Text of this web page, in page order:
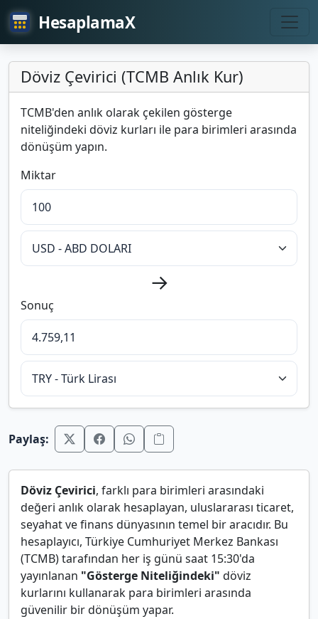
HesaplamaX
Döviz Çevirici (TCMB Anlık Kur)
TCMB'den anlık olarak çekilen gösterge
niteliğindeki döviz kurları ile para birimleri arasında
dönüşüm yapın.
Miktar
→
Sonuç
Paylaş:
Döviz Çevirici, farklı para birimleri arasındaki
değeri anlık olarak hesaplayan, uluslararası ticaret,
seyahat ve finans dünyasının temel bir aracıdır. Bu
hesaplayıcı, Türkiye Cumhuriyet Merkez Bankası
(TCMB) tarafından her iş günü saat 15:30'da
yayınlanan "Gösterge Niteliğindeki" döviz
kurlarını kullanarak para birimleri arasında
güvenilir bir dönüşüm yapar.